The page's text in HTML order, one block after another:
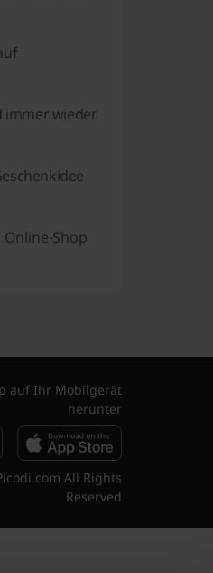
immer wieder
Shop
auf Ihr Mobilgerät
herunter
All Rights
Reserved